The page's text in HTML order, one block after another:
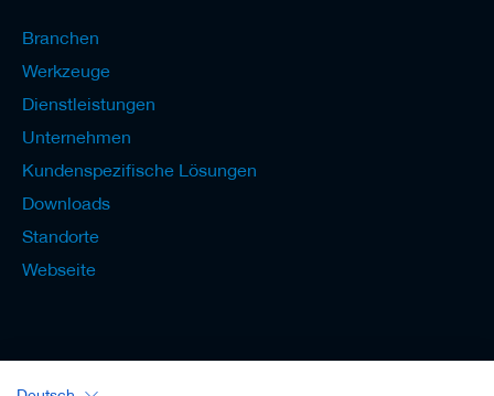
Branchen
Werkzeuge
Dienstleistungen
Unternehmen
Kundenspezifische Lösungen
Downloads
Standorte
Webseite